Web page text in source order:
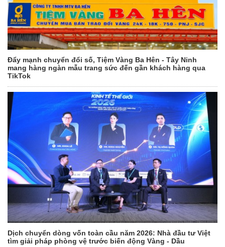
Đẩy mạnh chuyển đổi số, Tiệm Vàng Ba Hên - Tây Ninh
mang hàng ngàn mẫu trang sức đến gần khách hàng qua
TikTok
Dịch chuyển dòng vốn toàn cầu năm 2026: Nhà đầu tư Việt
tìm giải pháp phòng vệ trước biến động Vàng - Dầu